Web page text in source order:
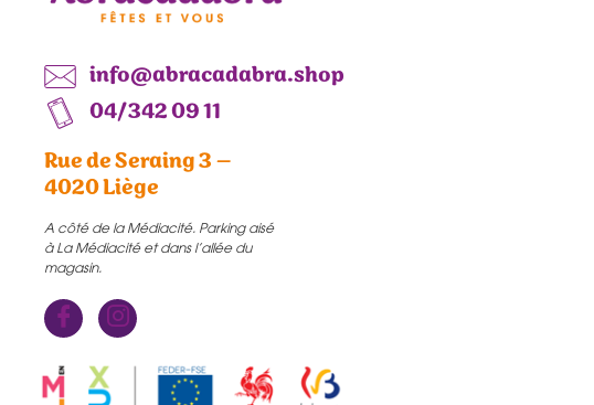
info@abracadabra.shop
04/342 09 11
Rue de Seraing 3 –
4020 Liège
A côté de la Médiacité. Parking aisé
à La Médiacité et dans l’allée du
magasin.